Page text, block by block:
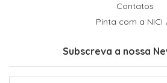
Contatos
Pinta com a
Subscreva a nossa